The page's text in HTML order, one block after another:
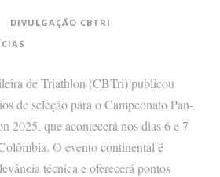
DIVULGAÇÃO CBTRI
de Triathlon (CBTri) publicou
de seleção para o Campeonato Pan-
2025, que acontecerá nos dias 6 e 7
O evento continental é
técnica e oferecerá pontos